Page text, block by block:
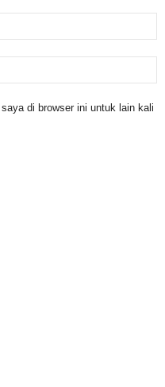
di browser ini untuk lain kali